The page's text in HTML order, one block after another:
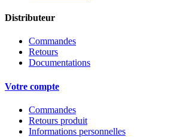
Distributeur
Commandes
Retours
Documentations
Votre compte
Commandes
Retours produit
Informations personnelles